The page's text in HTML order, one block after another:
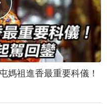
媽祖進香最重要科儀！